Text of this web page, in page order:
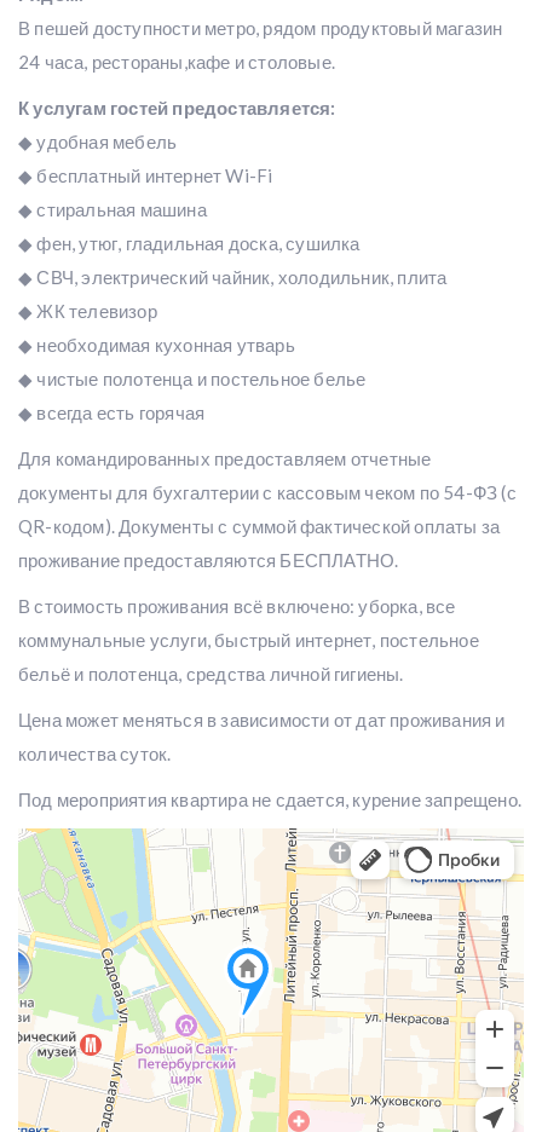
В пешей доступности метро, рядом продуктовый магазин
24 часа, рестораны,кафе и столовые.
К услугам гостей предоставляется:
◆ удобная мебель
◆ бесплатный интернет Wi-Fi
◆ стиральная машина
◆ фен, утюг, гладильная доска, сушилка
◆ СВЧ, электрический чайник, холодильник, плита
◆ ЖК телевизор
◆ необходимая кухонная утварь
◆ чистые полотенца и постельное белье
◆ всегда есть горячая
Для командированных предоставляем отчетные
документы для бухгалтерии с кассовым чеком по 54-ФЗ (с
QR-кодом). Документы с суммой фактической оплаты за
проживание предоставляются БЕСПЛАТНО.
В стоимость проживания всё включено: уборка, все
коммунальные услуги, быстрый интернет, постельное
бельё и полотенца, средства личной гигиены.
Цена может меняться в зависимости от дат проживания и
количества суток.
Под мероприятия квартира не сдается, курение запрещено.